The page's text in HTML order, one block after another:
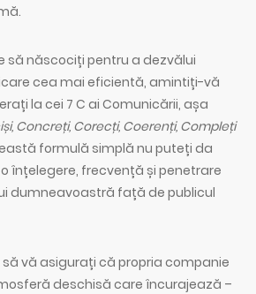
să născociți pentru a dezvălui
cea mai eficientă, amintiți-vă
la cei 7 C ai Comunicării, așa
Concreți, Corecți, Coerenți, Compleți
formulă simplă nu puteți da
înțelegere, frecvență și penetrare
dumneavoastră față de publicul
vă asigurați că propria companie
deschisă care încurajează –